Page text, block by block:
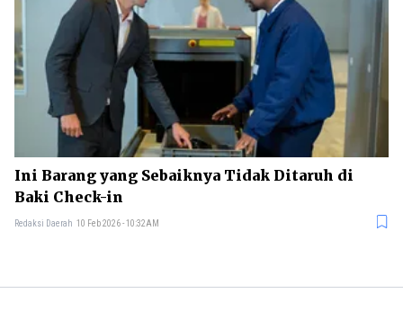
Ini Barang yang Sebaiknya Tidak Ditaruh di
Baki Check-in
Redaksi Daerah 10 Feb 2026 - 10:32AM